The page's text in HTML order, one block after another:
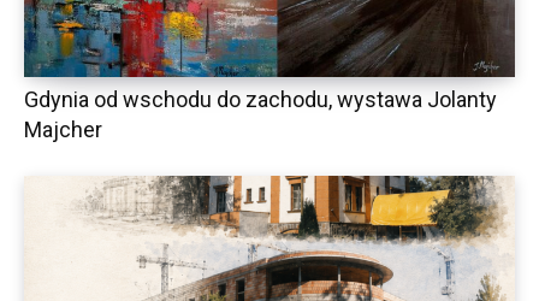
Gdynia od wschodu do zachodu, wystawa Jolanty
Majcher